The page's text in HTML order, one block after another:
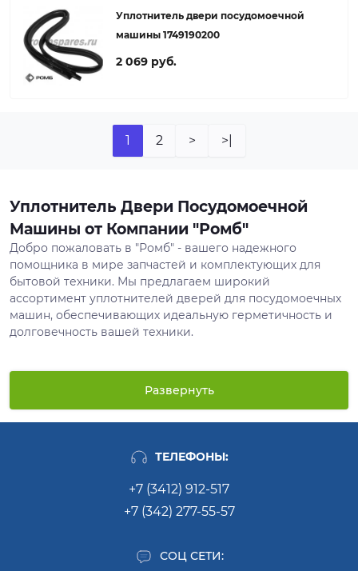
Уплотнитель двери посудомоечной
машины 1749190200
2 069 руб.
1 2 > >|
Уплотнитель Двери Посудомоечной
Машины от Компании "Ромб"
Добро пожаловать в "Ромб" - вашего надежного
помощника в мире запчастей и комплектующих для
бытовой техники. Мы предлагаем широкий
ассортимент уплотнителей дверей для посудомоечных
машин, обеспечивающих идеальную герметичность и
долговечность вашей техники.
Огромный ассортимент уплотнителей
На нашем складе вы найдете уплотнители для
совместимые запчасти, которые подходят для самых
Доступная цена и высокое качество
дверей посудомоечных машин по доступным ценам без
ущерба для качества. Наша продукция проходит
Развернуть
ТЕЛЕФОНЫ:
+7 (3412) 912-517
+7 (342) 277-55-57
СОЦ СЕТИ: